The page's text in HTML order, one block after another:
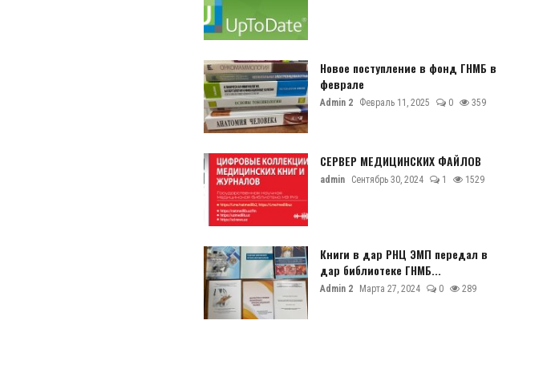
Новое поступление в фонд ГНМБ в
феврале
Admin 2 Февраль 11, 2025 0 359
СЕРВЕР МЕДИЦИНСКИХ ФАЙЛОВ
admin Сентябрь 30, 2024 1 1529
Книги в дар РНЦ ЭМП передал в
дар библиотеке ГНМБ...
Admin 2 Марта 27, 2024 0 289